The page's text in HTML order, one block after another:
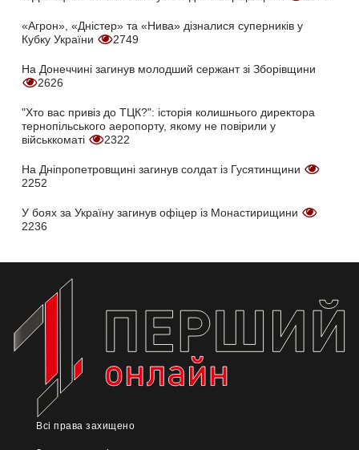
«Агрон», «Дністер» та «Нива» дізналися суперників у
Кубку України
2749
На Донеччині загинув молодший сержант зі Зборівщини
2626
"Хто вас привіз до ТЦК?": історія колишнього директора
тернопільського аеропорту, якому не повірили у
військкоматі
2322
На Дніпропетровщині загинув солдат із Гусятинщини
2252
У боях за Україну загинув офіцер із Монастирищини
2236
Всі права захищено